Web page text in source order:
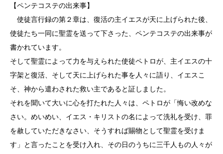
【ペンテコステの出来事】
使徒言行録の第２章は、復活の主イエスが天に上げられた後、
使徒たち一同に聖霊を送って下さった、ペンテコステの出来事が
書かれています。
そして聖霊によって力を与えられた使徒ペトロが、主イエスの十
字架と復活、そして天に上げられた事を人々に語り、イエスこ
そ、神から遣わされた救い主であると証しました。
それを聞いて大いに心を打たれた人々は、ペトロが「悔い改めな
さい。めいめい、イエス・キリストの名によって洗礼を受け、罪
を赦していただきなさい、そうすれば賜物として聖霊を受けま
す」と言ったことを受け入れ、その日のうちに三千人もの人々が